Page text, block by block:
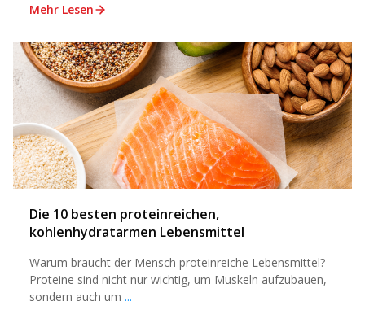
Mehr Lesen
Die 10 besten proteinreichen,
kohlenhydratarmen Lebensmittel
Warum braucht der Mensch proteinreiche Lebensmittel?
Proteine sind nicht nur wichtig, um Muskeln aufzubauen,
sondern auch um ...